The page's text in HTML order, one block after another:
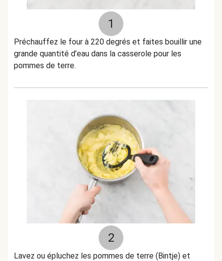
1
Préchauffez le four à 220 degrés et faites bouillir une
grande quantité d’eau dans la casserole pour les
pommes de terre.
2
Lavez ou épluchez les pommes de terre (Bintje) et